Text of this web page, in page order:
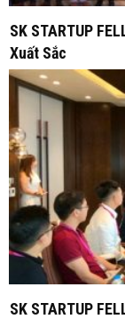
SK STARTUP
Xuất Sắc
SK STARTUP